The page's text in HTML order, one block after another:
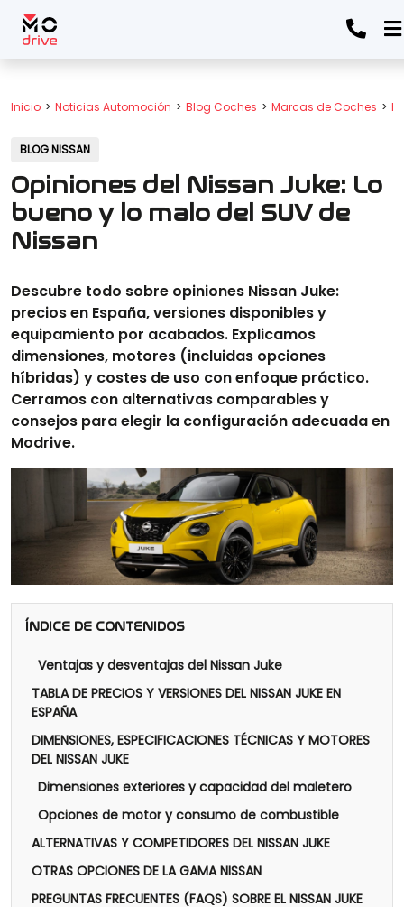
Inicio Noticias Automoción Blog Coches Marcas de Coches
BLOG NISSAN
Opiniones del Nissan Juke: Lo
bueno y lo malo del SUV de
Nissan
Descubre todo sobre opiniones Nissan Juke:
precios en España, versiones disponibles y
equipamiento por acabados. Explicamos
dimensiones, motores (incluidas opciones
híbridas) y costes de uso con enfoque práctico.
Cerramos con alternativas comparables y
consejos para elegir la configuración adecuada en
Modrive.
ÍNDICE DE CONTENIDOS
Ventajas y desventajas del Nissan Juke
TABLA DE PRECIOS Y VERSIONES DEL NISSAN JUKE EN
ESPAÑA
DIMENSIONES, ESPECIFICACIONES TÉCNICAS Y MOTORES
DEL NISSAN JUKE
Dimensiones exteriores y capacidad del maletero
Opciones de motor y consumo de combustible
ALTERNATIVAS Y COMPETIDORES DEL NISSAN JUKE
OTRAS OPCIONES DE LA GAMA NISSAN
PREGUNTAS FRECUENTES (FAQS) SOBRE EL NISSAN JUKE